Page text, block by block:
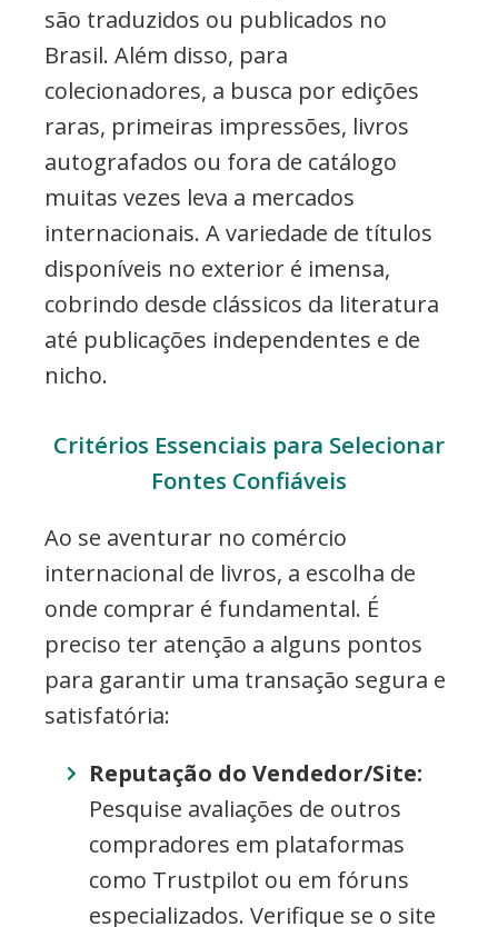
são traduzidos ou publicados no
Brasil. Além disso, para
colecionadores, a busca por edições
raras, primeiras impressões, livros
autografados ou fora de catálogo
muitas vezes leva a mercados
internacionais. A variedade de títulos
disponíveis no exterior é imensa,
cobrindo desde clássicos da literatura
até publicações independentes e de
nicho.
Critérios Essenciais para Selecionar
Fontes Confiáveis
Ao se aventurar no comércio
internacional de livros, a escolha de
onde comprar é fundamental. É
preciso ter atenção a alguns pontos
para garantir uma transação segura e
satisfatória:
Reputação do Vendedor/Site:
Pesquise avaliações de outros
compradores em plataformas
como Trustpilot ou em fóruns
especializados. Verifique se o site